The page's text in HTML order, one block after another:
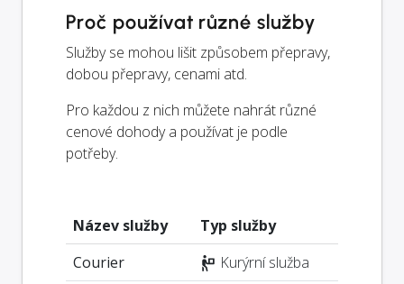
Proč používat různé služby
Služby se mohou lišit způsobem přepravy,
dobou přepravy, cenami atd.
Pro každou z nich můžete nahrát různé
cenové dohody a používat je podle
potřeby.
Název služby
Typ služby
Courier
Kurýrní služba